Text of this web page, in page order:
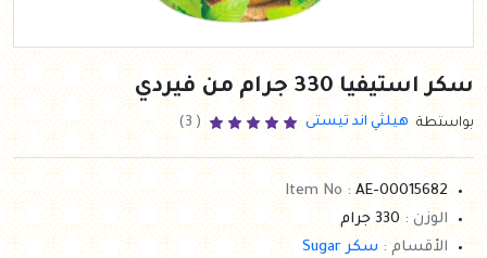
سكر استيفيا 330 جرام من فيردي
بواستطة هيلثي اند تيستى ( 3)
Item No :AE-00015682
الوزن :330 جرام
الأقسام : سكر Sugar